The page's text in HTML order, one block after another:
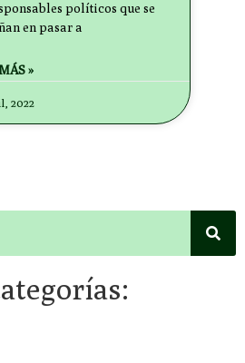
políticos que se
en pasar a
»
2022